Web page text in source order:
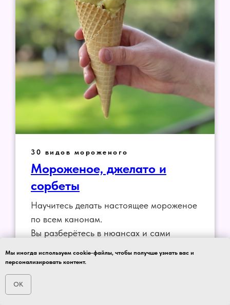
30 видов мороженого
Мороженое, джелато и
сорбеты
Научитесь делать настоящее мороженое
по всем канонам.
Вы разберётесь в нюансах и сами
мороженого и не только прямо на своей
кухне.
Мы иногда используем cookie-файлы, чтобы получше узнать вас и
персонализировать контент.
OK